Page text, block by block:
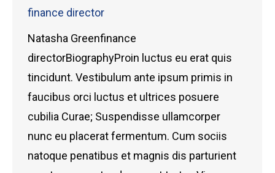
finance director
Natasha Greenfinance
directorBiographyProin luctus eu erat quis
tincidunt. Vestibulum ante ipsum primis in
faucibus orci luctus et ultrices posuere
cubilia Curae; Suspendisse ullamcorper
nunc eu placerat fermentum. Cum sociis
natoque penatibus et magnis dis parturient